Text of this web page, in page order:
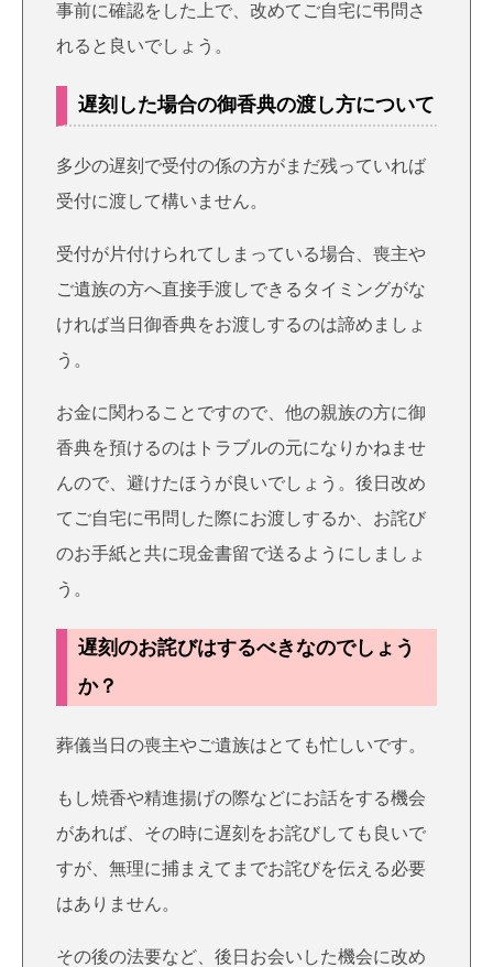
事前に確認をした上で、改めてご自宅に弔問さ
れると良いでしょう。
遅刻した場合の御香典の渡し方について
多少の遅刻で受付の係の方がまだ残っていれば
受付に渡して構いません。
受付が片付けられてしまっている場合、喪主や
ご遺族の方へ直接手渡しできるタイミングがな
ければ当日御香典をお渡しするのは諦めましょ
う。
お金に関わることですので、他の親族の方に御
香典を預けるのはトラブルの元になりかねませ
んので、避けたほうが良いでしょう。後日改め
てご自宅に弔問した際にお渡しするか、お詫び
のお手紙と共に現金書留で送るようにしましょ
う。
遅刻のお詫びはするべきなのでしょう
か？
葬儀当日の喪主やご遺族はとても忙しいです。
もし焼香や精進揚げの際などにお話をする機会
があれば、その時に遅刻をお詫びしても良いで
すが、無理に捕まえてまでお詫びを伝える必要
はありません。
その後の法要など、後日お会いした機会に改め